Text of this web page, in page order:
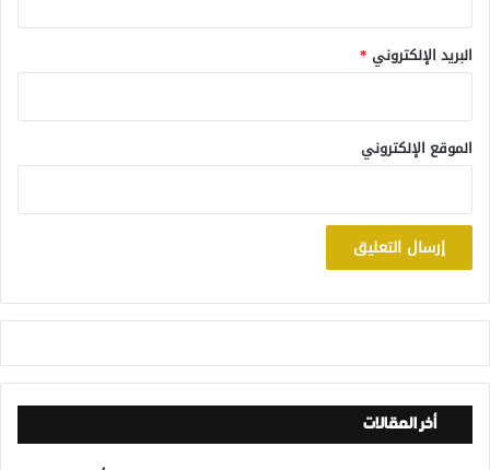
البريد الإلكتروني *
الموقع الإلكتروني
أخر المقالات